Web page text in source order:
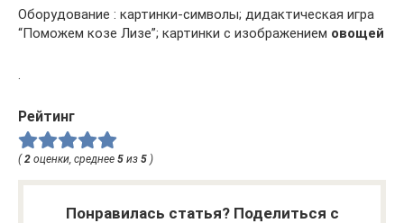
Оборудование : картинки-символы; дидактическая игра
“Поможем козе Лизе”; картинки с изображением овощей
.
Рейтинг
(2 оценки, среднее 5 из 5 )
Понравилась статья? Поделиться с